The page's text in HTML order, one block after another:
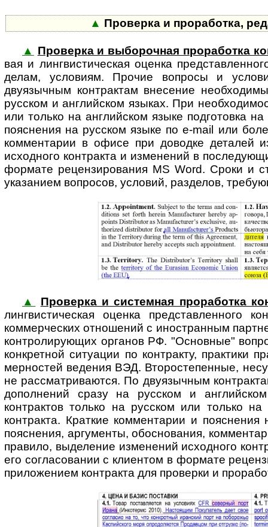
▲ Проверка и проработка,
▲ Проверка и выборочная проработка
вая и линг­вис­ти­ческая оценка
делам, условиям. Прочие вопросы и
двуязычным контрактам внесение
русском и англий­ском языках. При
или только на англий­ском языке подго­товка
пояснения на русском языке по e-mail или
комментарии в офисе при доводке деталей
исходного контракта и изме­нений в
формате рецен­зиро­вания MS Word. Сроки и
указанием вопросов, условий, разделов,
▲
Проверка и системная проработка
линг­вис­ти­чес­кая оценка представ­ленного
коммерческих отношений с ино­стран­ным
конт­ро­ли­ру­ю­щих органов РФ. "Основные"
конкретной ситуации по контракту,
мерностей ведения ВЭД. Второстепенные,
не рассмат­риваются. По двуязычным
дополнений сразу на русском и
контрактов только на русском или только
контракта. Краткие комментарии и
пояснения, аргументы, обоснования,
правило, выделение изменений исходного
его согласовании с клиентом в формате
прило­жением контракта для проверки и